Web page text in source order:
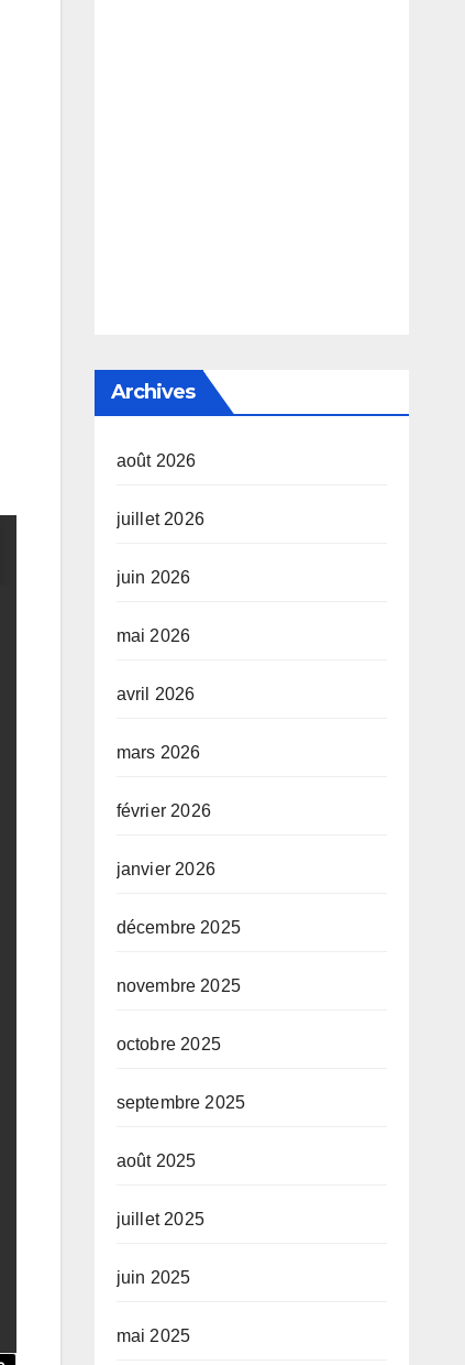
Archives
août 2026
juillet 2026
juin 2026
mai 2026
avril 2026
mars 2026
février 2026
janvier 2026
décembre 2025
novembre 2025
octobre 2025
septembre 2025
août 2025
juillet 2025
juin 2025
mai 2025